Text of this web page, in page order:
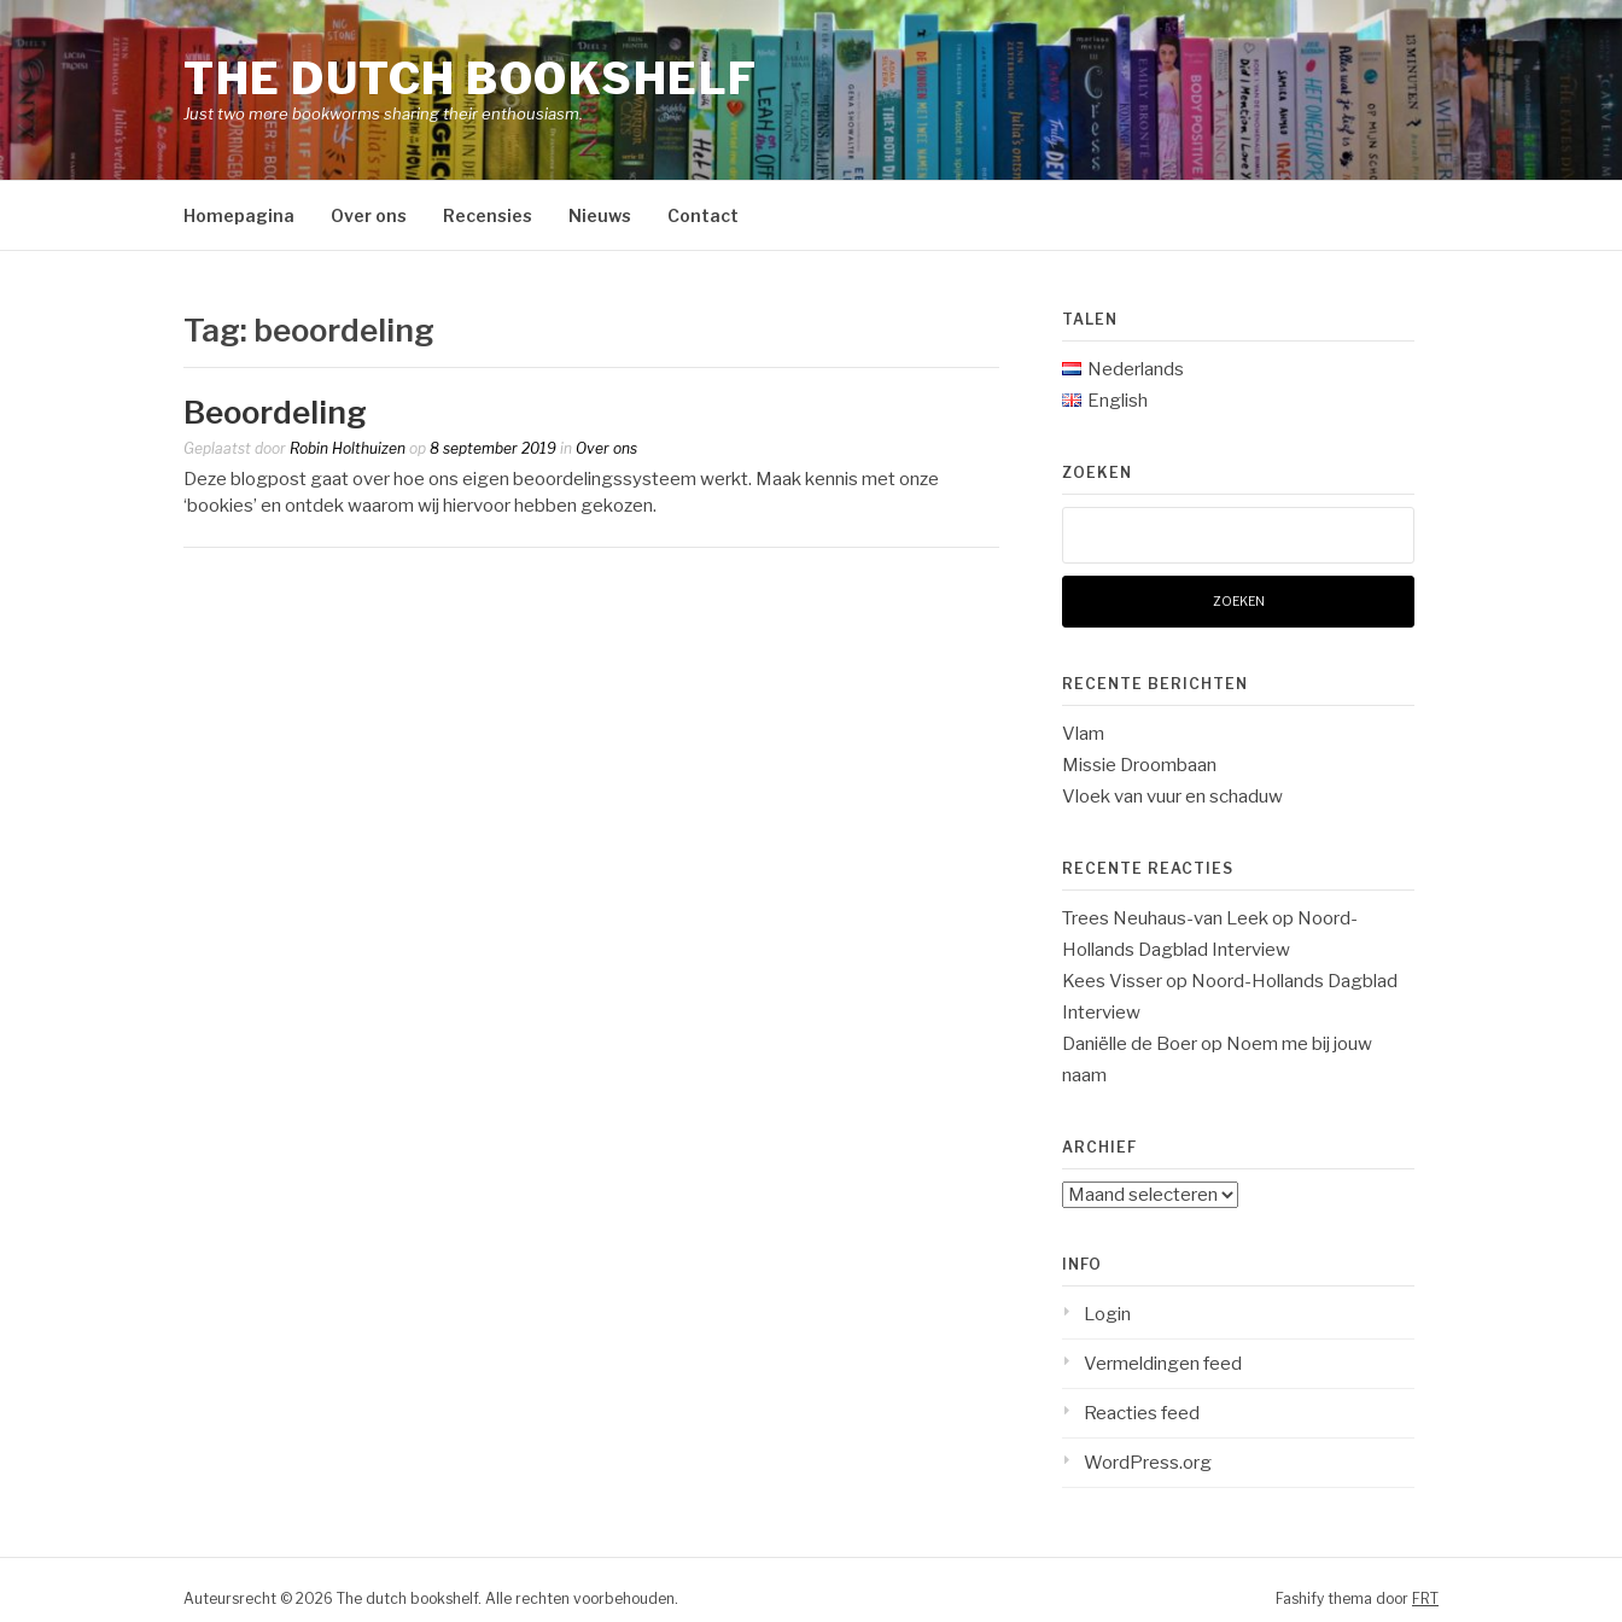
Naar
de
inhoud
springen
THE DUTCH BOOKSHELF
Just two more bookworms sharing their enthousiasm.
Homepagina Over ons Recensies Nieuws Contact
Tag: beoordeling
Beoordeling
Geplaatst door Robin Holthuizen op 8 september 2019 in Over ons
Deze blogpost gaat over hoe ons eigen beoordelingssysteem werkt. Maak kennis met onze
‘bookies’ en ontdek waarom wij hiervoor hebben gekozen.
TALEN
Nederlands
English
ZOEKEN
RECENTE BERICHTEN
Vlam
Missie Droombaan
Vloek van vuur en schaduw
RECENTE REACTIES
Trees Neuhaus-van Leekop Noord-
Hollands Dagblad Interview
Kees Visserop Noord-Hollands Dagblad
Interview
Daniëlle de Boerop Noem me bij jouw
naam
ARCHIEF
Archief
INFO
Login
Vermeldingen feed
Reacties feed
WordPress.org
Auteursrecht © 2026 The dutch bookshelf. Alle rechten voorbehouden. Fashify thema door FRT